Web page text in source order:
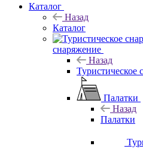
Каталог
Назад
Каталог
снаряжение
Назад
Туристическое
Палатки
Назад
Палатки